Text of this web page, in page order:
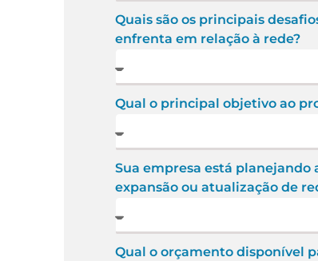
Quais são os principais
enfrenta em relação à rede?
Qual o principal objetivo ao
Sua empresa está
expansão ou atualização de
Qual o orçamento disponível